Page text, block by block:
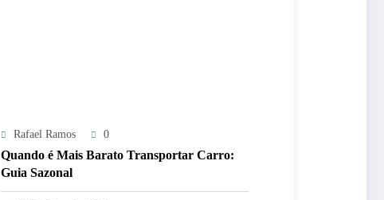
Rafael Ramos 0
Quando é Mais Barato Transportar Carro:
Guia Sazonal